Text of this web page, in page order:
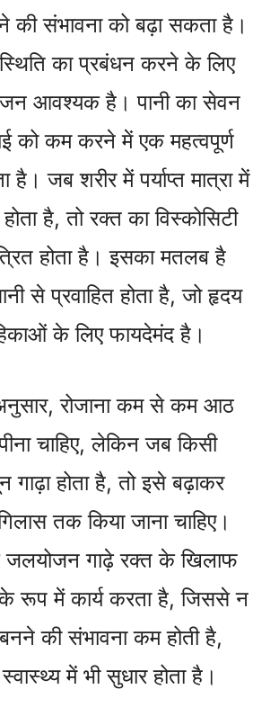
संभावना को बढ़ा सकता है।
का प्रबंधन करने के लिए
आवश्यक है। पानी का सेवन
को कम करने में एक महत्वपूर्ण
है। जब शरीर में पर्याप्त मात्रा में
है, तो रक्त का विस्कोसिटी
होता है। इसका मतलब है
से प्रवाहित होता है, जो हृदय
के लिए फायदेमंद है।
रोजाना कम से कम आठ
चाहिए, लेकिन जब किसी
गाढ़ा होता है, तो इसे बढ़ाकर
तक किया जाना चाहिए।
जलयोजन गाढ़े रक्त के खिलाफ
रूप में कार्य करता है, जिससे न
की संभावना कम होती है,
में भी सुधार होता है।